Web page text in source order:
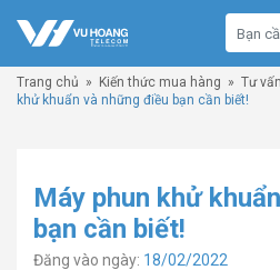
Trang chủ » Kiến thức mua hàng » Tư
khử khuẩn và những điều bạn cần biết!
Máy phun khử
bạn cần biết!
Đăng vào ngày: 18/02/2022